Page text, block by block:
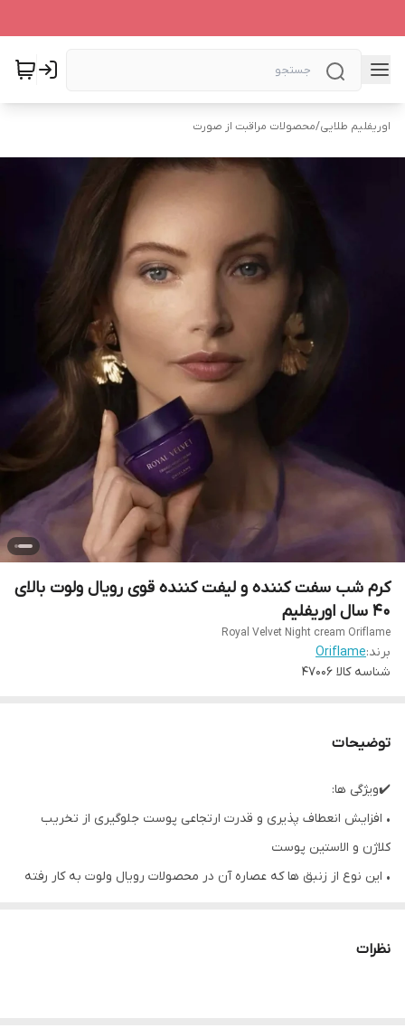
اوریفلیم طلایی/محصولات مراقبت از صورت
کرم شب سفت کننده و لیفت کننده قوی رویال ولوت بالای
۴۰ سال اوریفلیم
Royal Velvet Night cream Oriflame
برند:Oriflame
شناسه کالا 47006
توضیحات
✔️ویژگی ها:
• افزایش انعطاف پذیری و قدرت ارتجاعی پوست جلوگیری از تخریب
کلاژن و الاستین پوست
• این نوع از زنبق ها که عصاره آن در محصولات رویال ولوت به کار رفته
• کرم شب رویال ولوت حاوی عصاره زنبق، جوانی را به پوست باز می
نظرات